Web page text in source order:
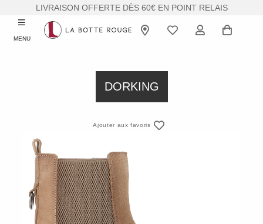
LIVRAISON OFFERTE DÈS 60€ EN POINT RELAIS
MENU
DORKING
Ajouter aux favoris